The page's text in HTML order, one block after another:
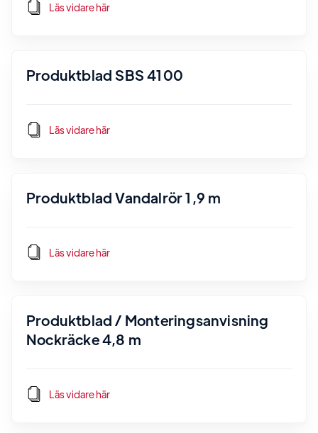
Läs vidare här
Produktblad SBS 4100
Läs vidare här
Produktblad Vandalrör 1,9 m
Läs vidare här
Produktblad / Monteringsanvisning
Nockräcke 4,8 m
Läs vidare här